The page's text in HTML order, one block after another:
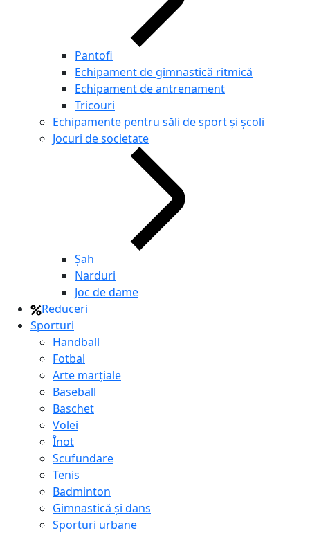
Pantofi
Echipament de gimnastică ritmică
Echipament de antrenament
Tricouri
Echipamente pentru săli de sport și școli
Jocuri de societate
Şah
Narduri
Joc de dame
Reduceri
Sporturi
Handball
Fotbal
Arte marțiale
Baseball
Baschet
Volei
Înot
Scufundare
Tenis
Badminton
Gimnastică și dans
Sporturi urbane